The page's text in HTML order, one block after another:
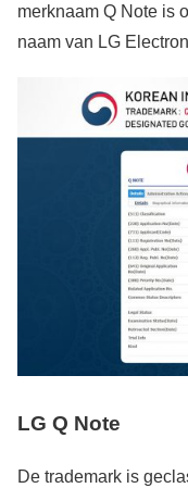
merknaam Q Note is
naam van LG
LG Q Note
De trademark is